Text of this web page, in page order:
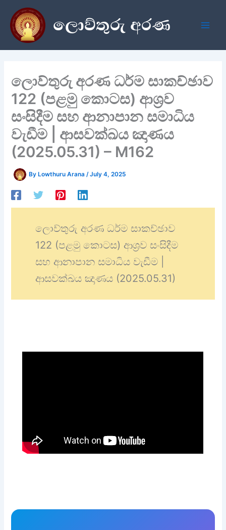
content
ලොව්තුරු අරණ
ලොව්තුරු අරණ ධර්ම සාකච්ඡාව
122 (පළමු කොටස) ආශ්‍රව
සංසිදීම සහ ආනාපාන සමාධිය
වැඩීම | ආසවක්ඛය ඤාණය
(2025.05.31) – M162
ByLowthuru Arana /July 4, 2025
ලොව්තුරු අරණ ධර්ම සාකච්ඡාව
122 (පළමු කොටස) ආශ්‍රව සංසිදීම
සහ ආනාපාන සමාධිය වැඩීම |
ආසවක්ඛය ඤාණය (2025.05.31)